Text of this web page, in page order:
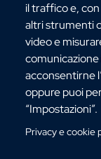
il traffico e,
altri strumenti
video e
acconsentirne
oppure puoi
“Impostazioni”.
Privacy e cookie
CONTATTI
Via
C.F.